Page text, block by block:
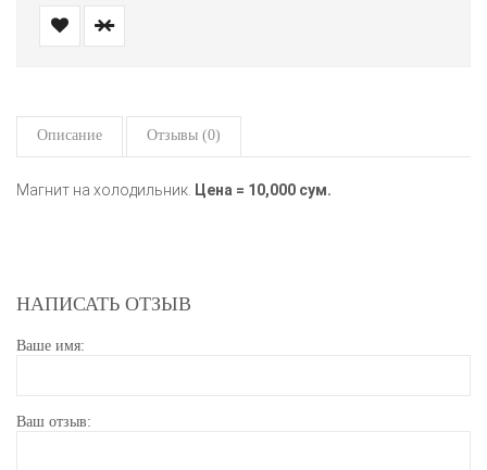
Описание Отзывы (0)
Магнит на холодильник. Цена = 10,000 сум.
НАПИСАТЬ ОТЗЫВ
Ваше имя:
Ваш отзыв: